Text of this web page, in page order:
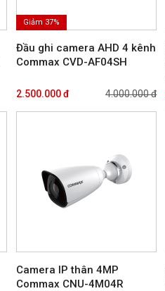
Giảm 37%
Đầu ghi camera AHD 4 kênh
Commax CVD-AF04SH
2.500.000 đ 4.000.000 đ
Camera IP thân 4MP
Commax CNU-4M04R